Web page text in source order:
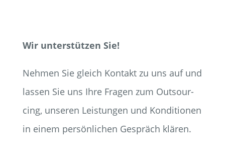
Wir unter­stüt­zen Sie!
Neh­men Sie gleich Kon­takt zu uns auf und
las­sen Sie uns Ihre Fra­gen zum Out­sour­
cing, unse­ren Leis­tun­gen und Kon­di­tio­nen
in einem per­sön­li­chen Gespräch klären.